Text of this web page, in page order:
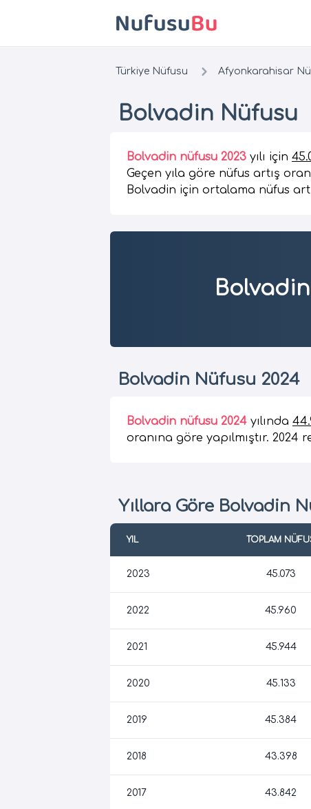
Türkiye Nüfusu Afyonkarahisar
Bolvadin Nüfusu
Bolvadin nüfusu 2023 yılı için
Geçen yıla göre nüfus artış
Bolvadin için ortalama nüfus
Bolvadin Nüfusu 2024
Bolvadin nüfusu 2024 yılında
oranına göre yapılmıştır. 2024
Yıllara Göre Bolvadin
YIL TOPLAM
2023 45.073
2022 45.960
2021 45.944
2020 45.133
2019 45.384
2018 43.398
2017 43.842